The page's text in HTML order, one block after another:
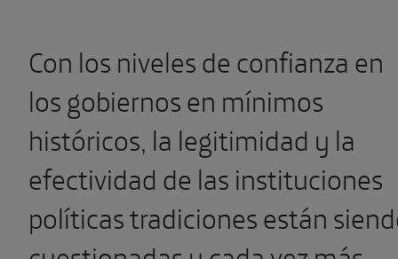
Con los niveles de confianza en
los gobiernos en mínimos
históricos, la legitimidad y la
efectividad de las instituciones
políticas tradiciones están